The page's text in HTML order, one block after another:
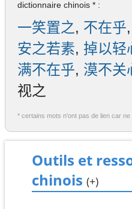
dictionnaire chinois * :
一笑置之, 不在乎,
安之若素, 掉以轻
满不在乎, 漠不关
视之
* certains mots n'ont pas de lien car
Outils et
chinois (+)